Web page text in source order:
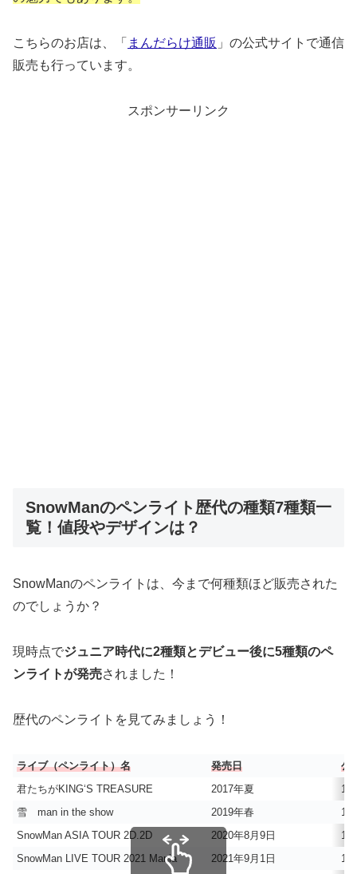
こちらのお店は、「 まんだらけ通販 」の公式サイトで通信
販売も行っています。
スポンサーリンク
SnowManのペンライト歴代の種類7種類一
覧！値段やデザインは？
SnowManのペンライトは、今まで何種類ほど販売された
のでしょうか？
現時点でジュニア時代に2種類とデビュー後に5種類のペ
ンライトが発売されました！
歴代のペンライトを見てみましょう！
ライブ（ペンライト）名 発売日
公
君たちがKING‘S TREASURE
2017年夏
雪 man in the show
2019年春
SnowMan ASIA TOUR 2D.2D
2020年8月9日
SnowMan LIVE TOUR 2021 Mania
2021年9月1日